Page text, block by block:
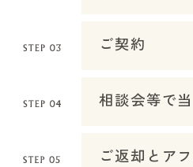
ご契約
相談会等で
ご返却とア